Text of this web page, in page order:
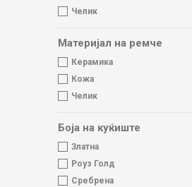
Челик
Материјал на ремче
Керамика
Кожа
Челик
Боја на куќиште
Златна
Роуз Голд
Сребрена